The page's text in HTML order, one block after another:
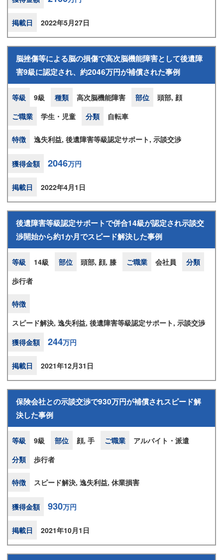
掲載日 2022年5月27日
脳挫傷等による脳の損傷で高次脳機能障害として後遺障
害9級に認定され、約2046万円が補償された事例
等級 9級 種類 高次脳機能障害 部位
頭部, 顔
ご職業
学生・児童 分類 自転車
特徴 逸失利益, 後遺障害等級認定サポート, 示談交渉
獲得金額 2046万円
掲載日 2022年4月1日
後遺障害等級認定サポートで併合14級が認定され示談交
渉開始から約1か月でスピード解決した事例
等級 14級 部位 頭部, 顔, 膝 ご職業 会社員
分類
歩行者
特徴
スピード解決, 逸失利益, 後遺障害等級認定サポート, 示談交渉
獲得金額
244万円
掲載日 2021年12月31日
保険会社との示談交渉で930万円が補償されスピード解
決した事例
等級 9級 部位 顔, 手 ご職業
アルバイト・派遣
分類
歩行者
特徴 スピード解決, 逸失利益, 休業損害
獲得金額 930万円
掲載日 2021年10月1日